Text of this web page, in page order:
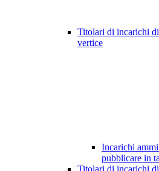
Titolari di incarichi
vertice
Incarichi
pubblicare in